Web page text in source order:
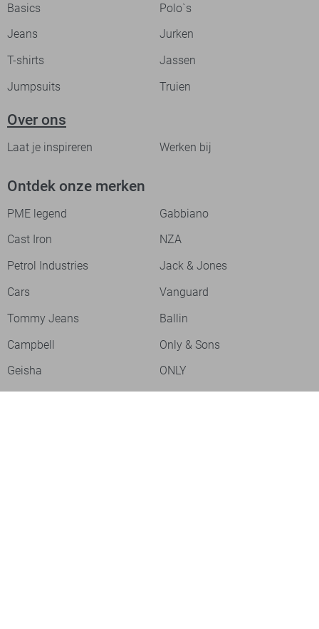
Basics
Polo`s
Jeans
Jurken
T-shirts
Jassen
Jumpsuits
Truien
Over ons
Laat je inspireren Werken bij
Ontdek onze merken
PME legend
Gabbiano
Cast Iron
NZA
Petrol Industries
Jack & Jones
Cars
Vanguard
Tommy Jeans
Ballin
Campbell
Only & Sons
Geisha
ONLY